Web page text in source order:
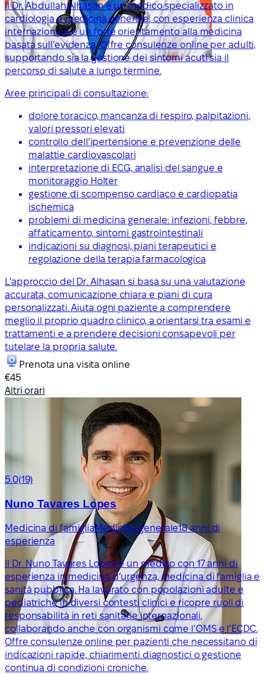
Il Dr. Abdullah Alhasan è un medico specializzato in
cardiologia e medicina generale, con esperienza clinica
internazionale e un forte orientamento alla medicina
basata sull’evidenza. Offre consulenze online per adulti,
supportando sia la gestione dei sintomi acuti sia il
percorso di salute a lungo termine.
Aree principali di consultazione:
dolore toracico, mancanza di respiro, palpitazioni,
valori pressori elevati
controllo dell’ipertensione e prevenzione delle
malattie cardiovascolari
interpretazione di ECG, analisi del sangue e
monitoraggio Holter
gestione di scompenso cardiaco e cardiopatia
ischemica
problemi di medicina generale: infezioni, febbre,
affaticamento, sintomi gastrointestinali
indicazioni su diagnosi, piani terapeutici e
regolazione della terapia farmacologica
L’approccio del Dr. Alhasan si basa su una valutazione
accurata, comunicazione chiara e piani di cura
personalizzati. Aiuta ogni paziente a comprendere
meglio il proprio quadro clinico, a orientarsi tra esami e
trattamenti e a prendere decisioni consapevoli per
tutelare la propria salute.
Prenota una visita online
€45
Altri orari
5.0(19)
Nuno Tavares Lopes
Medicina di famigliaMedicina generale18 anni di
esperienza
Il Dr. Nuno Tavares Lopes è un medico con 17 anni di
esperienza in medicina d’urgenza, medicina di famiglia e
sanità pubblica. Ha lavorato con popolazioni adulte e
pediatriche in diversi contesti clinici e ricopre ruoli di
responsabilità in reti sanitarie internazionali,
collaborando anche con organismi come l’OMS e l’ECDC.
Offre consulenze online per pazienti che necessitano di
indicazioni rapide, chiarimenti diagnostici o gestione
continua di condizioni croniche.